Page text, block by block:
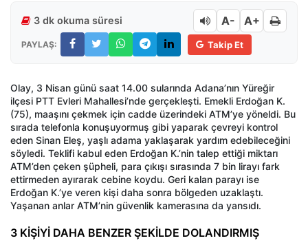
3 dk okuma süresi A- A+
PAYLAŞ: Takip Et
Olay, 3 Nisan günü saat 14.00 sularında Adana’nın Yüreğir
ilçesi PTT Evleri Mahallesi’nde gerçekleşti. Emekli Erdoğan K.
(75), maaşını çekmek için cadde üzerindeki ATM’ye yöneldi. Bu
sırada telefonla konuşuyormuş gibi yaparak çevreyi kontrol
eden Sinan Eleş, yaşlı adama yaklaşarak yardım edebileceğini
söyledi. Teklifi kabul eden Erdoğan K.’nin talep ettiği miktarı
ATM’den çeken şüpheli, para çıkışı sırasında 7 bin lirayı fark
ettirmeden ayırarak cebine koydu. Geri kalan parayı ise
Erdoğan K.’ye veren kişi daha sonra bölgeden uzaklaştı.
Yaşanan anlar ATM’nin güvenlik kamerasına da yansıdı.
3 KİŞİYİ DAHA BENZER ŞEKİLDE DOLANDIRMIŞ